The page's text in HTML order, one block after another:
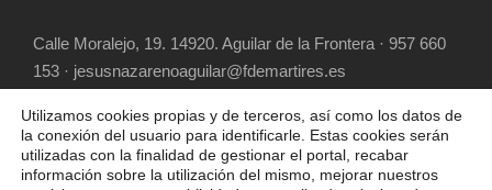
Calle Moralejo, 19. 14920. Aguilar de la Frontera · 957 660
153 · jesusnazarenoaguilar@fdemartires.es
Utilizamos cookies propias y de terceros, así como los datos de
la conexión del usuario para identificarle. Estas cookies serán
utilizadas con la finalidad de gestionar el portal, recabar
información sobre la utilización del mismo, mejorar nuestros